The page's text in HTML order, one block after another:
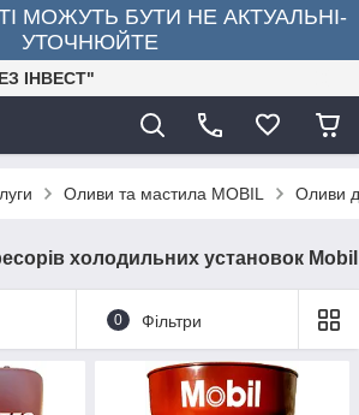
МОЖУТЬ БУТИ НЕ АКТУАЛЬНІ-
УТОЧНЮЙТЕ
ІНВЕСТ"
Оливи та мастила MOBIL Оливи
холодильних установок Mobil
0 Фільтри